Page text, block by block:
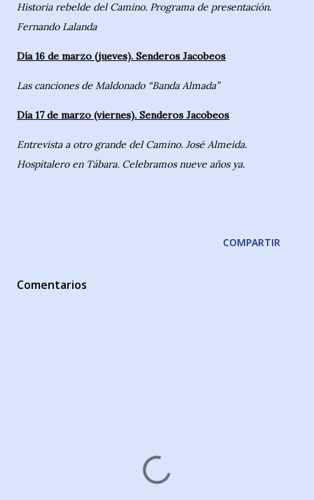
Historia rebelde del Camino. Programa de presentación.
Fernando Lalanda
Día 16 de marzo (jueves). Senderos Jacobeos
Las canciones de Maldonado “Banda Almada”
Día 17 de marzo (viernes). Senderos Jacobeos
Entrevista a otro grande del Camino. José Almeida.
Hospitalero en Tábara. Celebramos nueve años ya.
COMPARTIR
Comentarios